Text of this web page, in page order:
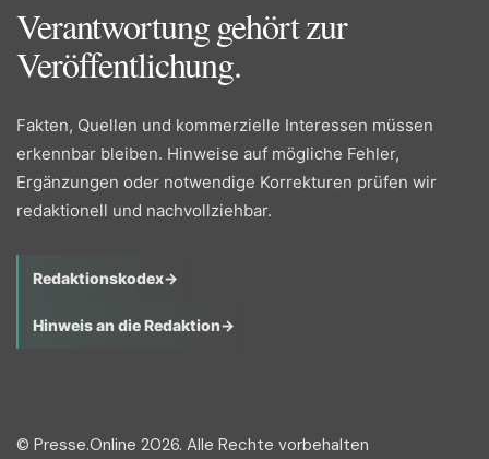
Verantwortung gehört zur
Veröffentlichung.
Fakten, Quellen und kommerzielle Interessen müssen
erkennbar bleiben. Hinweise auf mögliche Fehler,
Ergänzungen oder notwendige Korrekturen prüfen wir
redaktionell und nachvollziehbar.
Redaktionskodex→
Hinweis an die Redaktion→
© Presse.Online 2026. Alle Rechte vorbehalten